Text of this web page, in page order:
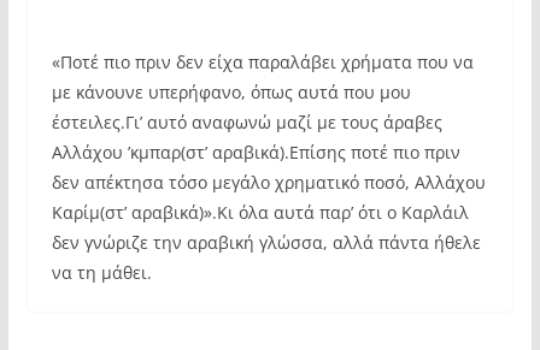
«Ποτέ πιο πριν δεν είχα παραλάβει χρήματα που να
με κάνουνε υπερήφανο, όπως αυτά που μου
έστειλες.Γι’ αυτό αναφωνώ μαζί με τους άραβες
Αλλάχου ’κμπαρ(στ’ αραβικά).Επίσης ποτέ πιο πριν
δεν απέκτησα τόσο μεγάλο χρηματικό ποσό, Αλλάχου
Καρίμ(στ’ αραβικά)».Κι όλα αυτά παρ’ ότι ο Καρλάιλ
δεν γνώριζε την αραβική γλώσσα, αλλά πάντα ήθελε
να τη μάθει.